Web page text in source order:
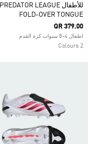
للأطفال PREDATOR LEAGUE
FOLD-OVER TONGUE
QR 379.00
اطفال 4-8 سنوات كرة القدم
2 Colours